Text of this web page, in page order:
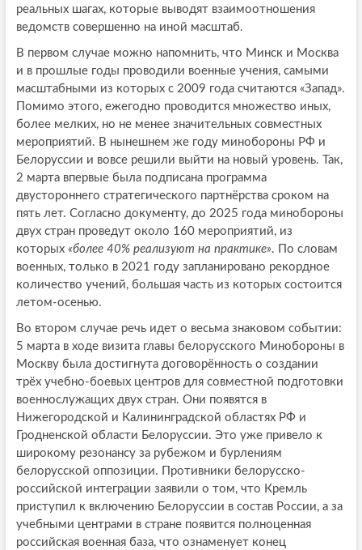
реальных шагах, которые выводят взаимоотношения
ведомств совершенно на иной масштаб.
В первом случае можно напомнить, что Минск и Москва
и в прошлые годы проводили военные учения, самыми
масштабными из которых с 2009 года считаются «Запад».
Помимо этого, ежегодно проводится множество иных,
более мелких, но не менее значительных совместных
мероприятий. В нынешнем же году минобороны РФ и
Белоруссии и вовсе решили выйти на новый уровень. Так,
2 марта впервые была подписана программа
двустороннего стратегического партнёрства сроком на
пять лет. Согласно документу, до 2025 года минобороны
двух стран проведут около 160 мероприятий, из
которых «более 40% реализуют на практике». По словам
военных, только в 2021 году запланировано рекордное
количество учений, большая часть из которых состоится
летом-осенью.
Во втором случае речь идет о весьма знаковом событии:
5 марта в ходе визита главы белорусского Минобороны в
Москву была достигнута договорённость о создании
трёх учебно-боевых центров для совместной подготовки
военнослужащих двух стран. Они появятся в
Нижегородской и Калининградской областях РФ и
Гродненской области Белоруссии. Это уже привело к
широкому резонансу за рубежом и бурлениям
белорусской оппозиции. Противники белорусско-
российской интеграции заявили о том, что Кремль
приступил к включению Белоруссии в состав России, а за
учебными центрами в стране появится полноценная
российская военная база, что ознаменует конец